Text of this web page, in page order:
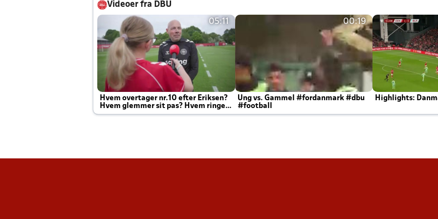
Videoer fra DBU
05:11
Hvem overtager nr.10 efter Eriksen?
Hvem glemmer sit pas? Hvem ringer
Joachim altid til efter kampe?
00:19
Ung vs. Gammel #fordanmark #dbu
#football
Highlights: